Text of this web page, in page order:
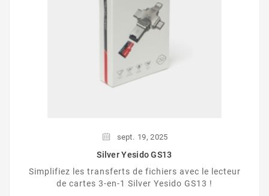
sept. 19, 2025
Silver Yesido GS13
Simplifiez les transferts de fichiers avec le lecteur
de cartes 3-en-1 Silver Yesido GS13 !